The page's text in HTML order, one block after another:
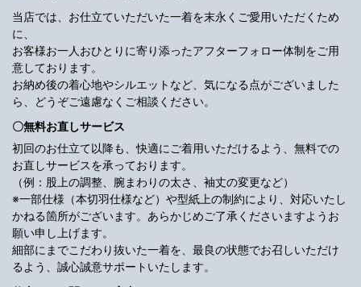
当店では、お仕立ていただいた一着を末永くご愛用いただくため
に、
お客様お一人おひとりに寄り添ったアフターフォロー体制をご用
意しております。
お納め後の着心地やシルエットなど、気になる点がございました
ら、どうぞご遠慮なくご相談ください。
〇無料お直しサービス
初回のお仕立て以降も、快適にご着用いただけるよう、無料での
お直しサービスを承っております。
（例：股上の調整、腕まわりの太さ、袖丈の変更など）
※一部仕様（本切羽仕様など）や型紙上の制約により、対応いたし
かねる箇所がございます。あらかじめご了承くださいますようお
願い申し上げます。
細部にまでこだわり抜いた一着を、最良の状態でお召しいただけ
るよう、誠心誠意サポートいたします。